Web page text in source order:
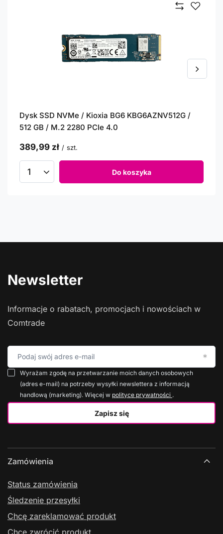
Dysk SSD NVMe / Kioxia BG6 KBG6AZNV512G /
512 GB / M.2 2280 PCIe 4.0
389,99 zł / szt.
Do koszyka
Newsletter
Informacje o rabatach, promocjach i nowościach w
Comtrade
Podaj swój adres e-mail
Zapisz się
Wyrażam zgodę na przetwarzanie moich danych osobowych
(adres e-mail) na potrzeby wysyłki newslettera z informacją
handlową (marketing). Więcej w polityce prywatności .
Zamówienia
Status zamówienia
Śledzenie przesyłki
Chcę zareklamować produkt
Chcę zwrócić produkt